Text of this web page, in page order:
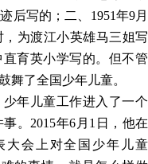
后写的；二、1951年9月
为渡江小英雄马三姐写
直育英小学写的。但不管
舞了全国少年儿童。
年儿童工作进入了一个
。2015年6月1日，他在
大会上对全国少年儿童